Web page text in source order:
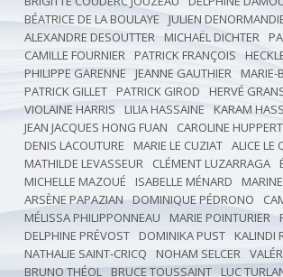
BÉATRICE DE LA BOULAYE
JULIEN
ALEXANDRE DESOUTTER MICHAËL DICHTER
CAMILLE FOURNIER PATRICK FRANÇOIS
PHILIPPE GARENNE
JEANNE GAUTHIER MARIE-
PATRICK GILLET PATRICK GIROD HERVÉ
VIOLAINE HARRIS
LILIA HASSAINE KARAM
JEAN JACQUES HONG FUAN
CAROLINE HUPPERT
DENIS LACOUTURE
MARIE LE CUZIAT ALICE LE
MATHILDE LEVASSEUR
CLÉMENT LUZARRAGA
MICHELLE MAZOUÉ
ISABELLE MÉNARD
ARSÈNE PAPAZIAN DOMINIQUE PÉDRONO
MÉLISSA PHILIPPONNEAU
MARIE POINTURIER
DELPHINE PRÉVOST
DOMINIKA PUST KALINDI
NATHALIE SAINT-CRICQ
NOHAM SELCER
BRUNO THÉOL BRUCE TOUSSAINT LUC